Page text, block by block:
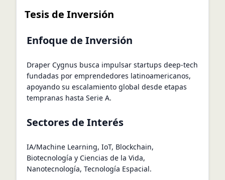
Tesis de Inversión
Enfoque de Inversión
Draper Cygnus busca impulsar startups deep‑tech
fundadas por emprendedores latinoamericanos,
apoyando su escalamiento global desde etapas
tempranas hasta Serie A.
Sectores de Interés
IA/Machine Learning, IoT, Blockchain,
Biotecnología y Ciencias de la Vida,
Nanotecnología, Tecnología Espacial.